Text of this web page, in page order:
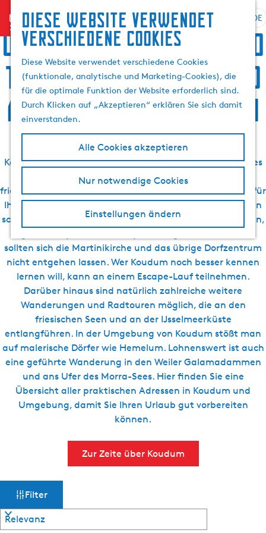
Diese website verwendet
verschiedene cookies
Diese Website verwendet verschiedene Cookies
(funktionale, analytische und Marketing-Cookies), die
für die optimale Funktion der Website erforderlich sind.
Durch Klicken auf „Akzeptieren“ erklären Sie sich damit
einverstanden.
Alle Cookies akzeptieren
Nur notwendige Cookies
Einstellungen ändern
menu
G
e
e
n
S
i
e
r
o
e
p
a
g
e
&
Buchen
n
S
p
r
a
a
w
h
l
e
n
A
k
l
e
S
DE
Übernachten, Speis und
Trank, Sightseeing und
Aktivurlaub in Koudum
Koudum ist mit seinen 2700 Einwohnern ein relativ kleines
Dorf in der Region Südwestfriesland, inmitten der
friesischen Seen. Koudum ist ein idealer Ausgangspunkt für
Ihren (Sommer-)Urlaub. Allein die friesischen Seen bieten
schier endlose Wassersportmöglichkeiten, wie Boot fahren,
Segeln, Stehpaddeln und Flyboarding. Kulturbeflissene
sollten sich die Martinikirche und das übrige Dorfzentrum
nicht entgehen lassen. Wer Koudum noch besser kennen
lernen will, kann an einem Escape-Lauf teilnehmen.
Darüber hinaus sind natürlich zahlreiche weitere
Wanderungen und Radtouren möglich, die an den
friesischen Seen und an der IJsselmeerküste
entlangführen. In der Umgebung von Koudum stößt man
auf malerische Dörfer wie Hemelum. Lohnenswert ist auch
eine geführte Wanderung in den Weiler Galamadammen
und ans Ufer des Morra-Sees. Hier finden Sie eine
Übersicht aller praktischen Adressen in Koudum und
Umgebung, damit Sie Ihren Urlaub gut vorbereiten
können.
Zur Zeite über Koudum
a
Filter
r